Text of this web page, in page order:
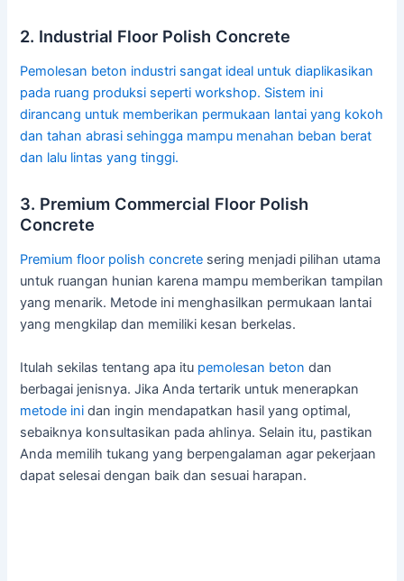
2. Industrial Floor Polish Concrete
Pemolesan beton industri sangat ideal untuk diaplikasikan
pada ruang produksi seperti workshop. Sistem ini
dirancang untuk memberikan permukaan lantai yang kokoh
dan tahan abrasi sehingga mampu menahan beban berat
dan lalu lintas yang tinggi.
3. Premium Commercial Floor Polish
Concrete
Premium floor polishconcrete sering menjadi pilihan utama
untuk ruangan hunian karena mampu memberikan tampilan
yang menarik. Metode ini menghasilkan permukaan lantai
yang mengkilap dan memiliki kesan berkelas.
Itulah sekilas tentang apa itu pemolesan beton dan
berbagai jenisnya. Jika Anda tertarik untuk menerapkan
metode ini dan ingin mendapatkan hasil yang optimal,
sebaiknya konsultasikan pada ahlinya. Selain itu, pastikan
Anda memilih tukang yang berpengalaman agar pekerjaan
dapat selesai dengan baik dan sesuai harapan.